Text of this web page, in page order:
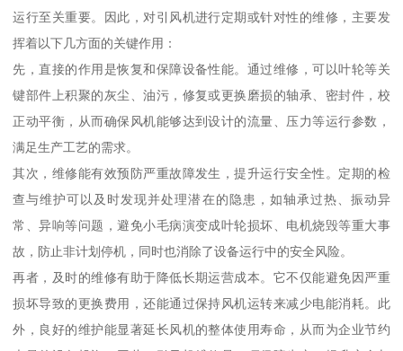
运行至关重要。因此，对引风机进行定期或针对性的维修，主要发
挥着以下几方面的关键作用：
先，直接的作用是恢复和保障设备性能。通过维修，可以叶轮等关
键部件上积聚的灰尘、油污，修复或更换磨损的轴承、密封件，校
正动平衡，从而确保风机能够达到设计的流量、压力等运行参数，
满足生产工艺的需求。
其次，维修能有效预防严重故障发生，提升运行安全性。定期的检
查与维护可以及时发现并处理潜在的隐患，如轴承过热、振动异
常、异响等问题，避免小毛病演变成叶轮损坏、电机烧毁等重大事
故，防止非计划停机，同时也消除了设备运行中的安全风险。
再者，及时的维修有助于降低长期运营成本。它不仅能避免因严重
损坏导致的更换费用，还能通过保持风机运转来减少电能消耗。此
外，良好的维护能显著延长风机的整体使用寿命，从而为企业节约